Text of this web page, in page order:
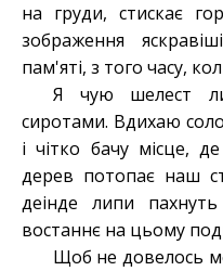
на груди, стискає
зображення
пам'яті, з того часу,
Я чую шелест
сиротами. Вдихаю
і чітко бачу місце,
дерев потопає наш
деінде липи
востаннє на цьому
Щоб не довелось